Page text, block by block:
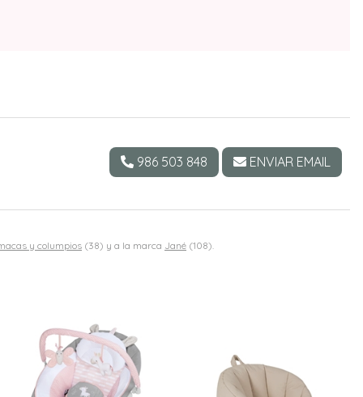
y columpios (38) y a la marca Jané (108).
986 503 848 ENVIAR EMAIL